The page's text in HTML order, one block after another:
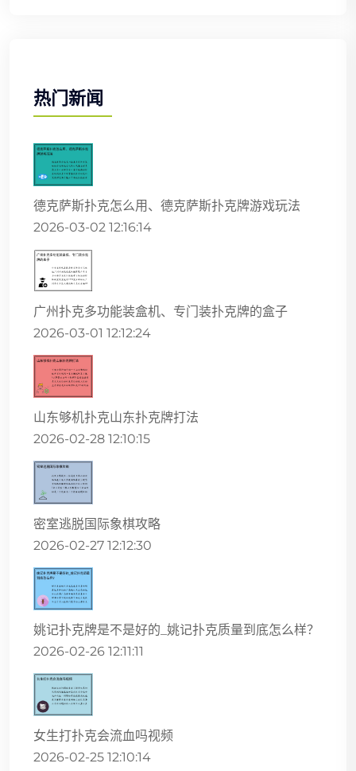
热门新闻
德克萨斯扑克怎么用、德克萨斯扑克牌游戏玩法
2026-03-02 12:16:14
广州扑克多功能装盒机、专门装扑克牌的盒子
2026-03-01 12:12:24
山东够机扑克山东扑克牌打法
2026-02-28 12:10:15
密室逃脱国际象棋攻略
2026-02-27 12:12:30
姚记扑克牌是不是好的_姚记扑克质量到底怎么样？
2026-02-26 12:11:11
女生打扑克会流血吗视频
2026-02-25 12:10:14